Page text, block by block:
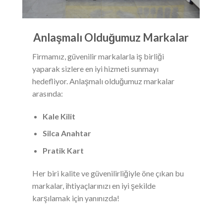
Anlaşmalı Olduğumuz Markalar
Firmamız, güvenilir markalarla iş birliği
yaparak sizlere en iyi hizmeti sunmayı
hedefliyor. Anlaşmalı olduğumuz markalar
arasında:
Kale Kilit
Silca Anahtar
Pratik Kart
Her biri kalite ve güvenilirliğiyle öne çıkan bu
markalar, ihtiyaçlarınızı en iyi şekilde
karşılamak için yanınızda!